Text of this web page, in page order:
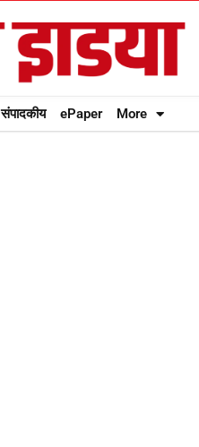
संपादकीय ePaper More